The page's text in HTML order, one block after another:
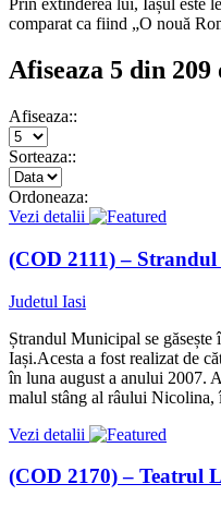
Prin extinderea lui, Iașul este
comparat ca fiind „O nouă
Afiseaza 5 din 209
Afiseaza::
Sorteaza::
Ordoneaza:
Vezi detalii
(COD 2111) –
Judetul Iasi
Ștrandul Municipal se
Iași.Acesta a fost realizat de
în luna august a anului 2007.
malul stâng al râului
Vezi detalii
(COD 2170) – Teatrul